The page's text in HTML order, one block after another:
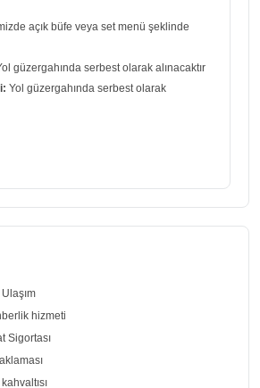
açık büfe veya set menü şeklinde
güzergahında serbest olarak alınacaktır
Yol güzergahında serbest olarak
hizmeti
Sigortası